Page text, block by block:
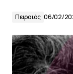
Πειραιάς 06/02/